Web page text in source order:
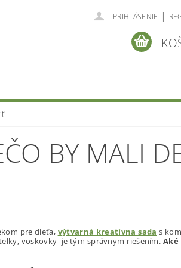
PRIHLÁSENIE |
BY MALI
pre dieťa, výtvarná kreatívna sada s
voskovky je tým správnym riešením. Aké